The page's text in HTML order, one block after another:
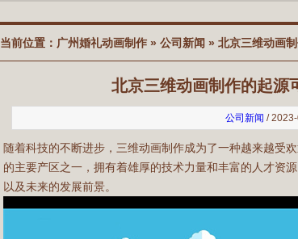
当前位置： 广州婚礼动画制作 » 公司新闻 » 北京三维动画
北京三维动画制作的起源
公司新闻 /
随着科技的不断进步，三维动画制作成为了一种越来越受
的主要产区之一，拥有着雄厚的技术力量和丰富的人才资
以及未来的发展前景。